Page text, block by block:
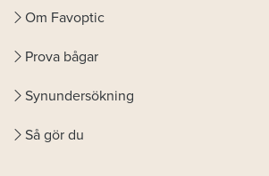
Om Favoptic
Prova bågar
Synundersökning
Så gör du